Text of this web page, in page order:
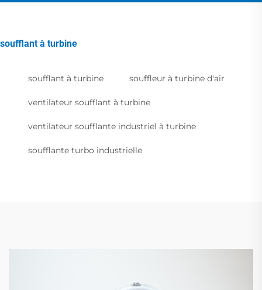
soufflant à turbine
soufflant à turbine souffleur à turbine d'air
ventilateur soufflant à turbine
ventilateur soufflante industriel à turbine
soufflante turbo industrielle